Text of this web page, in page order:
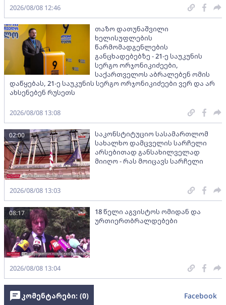
2026/08/08 12:46
თაზო დათუნაშვილი
ხელისუფლების
წარმომადგენლების
განცხადებებზე - 21-ე საუკუნის
სერგო ორჯონიკიძეები,
საქართველოს აბრალებენ ომის
დაწყებას, 21-ე საუკუნის სერგო ორჯონიკიძეები ვერ და არ
ახსენებენ რუსეთს
2026/08/08 13:08
საკონსტიტუციო სასამართლომ
სახალხო დამცველის სარჩელი
არსებითად განსახილველად
მიიღო - რას მოიცავს სარჩელი
02:00
2026/08/08 13:03
18 წელი აგვისტოს ომიდან და
ურთიერთბრალდებები
08:17
2026/08/08 13:04
კომენტარები: (0) Facebook